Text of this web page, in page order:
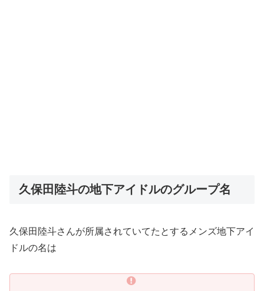
久保田陸斗の地下アイドルのグループ名
久保田陸斗さんが所属されていてたとするメンズ地下アイ
ドルの名は